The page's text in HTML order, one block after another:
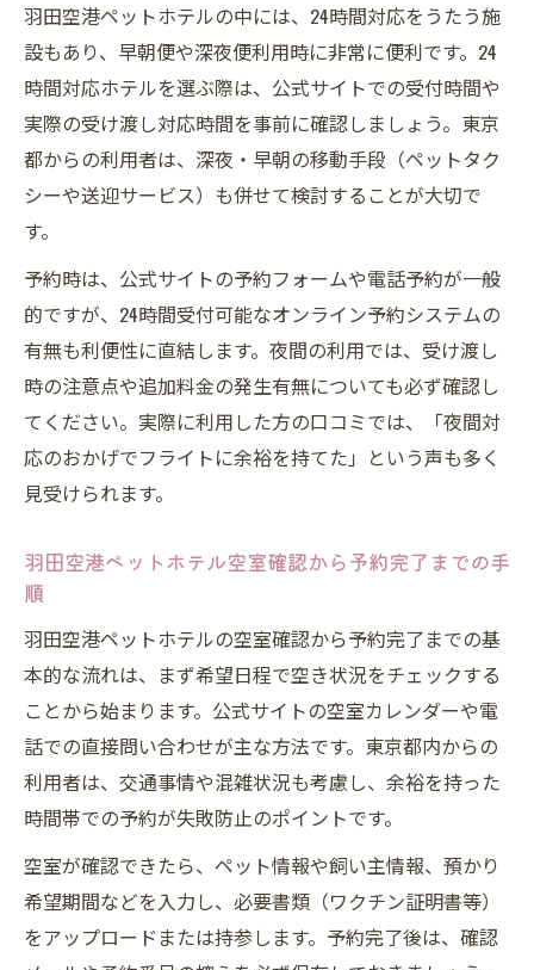
ツ
早めの予約で羽田空港ペットホテルの空室
を押さえる方法
第2ターミナル店の空室事情と羽田空港ペッ
トホテル対策
確認術
口コミから学ぶ羽田空港ペットホテル空室
確保体験談
受け渡し条件や対応時間も徹底ガイド
羽田空港ペットホテル受け渡し条件の基本
ポイント
羽田空港ペットホテルの対応時間と深夜利
駐車場からのアクセスと羽田空港ペットホ
羽田空港ペットホテル第2ターミナル店の受
付時間
評判で分かる羽田空港ペットホテル受け渡
し体験
評判や駐車場情報を押さえた選び方
る方法
駐車場情報もチェックした羽田空港ペット
ホテルの選び方
羽田空港ペットホテルの中には、24時間対応をうたう施
設もあり、早朝便や深夜便利用時に非常に便利です。24
時間対応ホテルを選ぶ際は、公式サイトでの受付時間や
実際の受け渡し対応時間を事前に確認しましょう。東京
都からの利用者は、深夜・早朝の移動手段（ペットタク
シーや送迎サービス）も併せて検討することが大切で
す。
予約時は、公式サイトの予約フォームや電話予約が一般
的ですが、24時間受付可能なオンライン予約システムの
有無も利便性に直結します。夜間の利用では、受け渡し
時の注意点や追加料金の発生有無についても必ず確認し
てください。実際に利用した方の口コミでは、「夜間対
応のおかげでフライトに余裕を持てた」という声も多く
見受けられます。
羽田空港ペットホテル空室確認から予約完了までの手
順
羽田空港ペットホテルの空室確認から予約完了までの基
本的な流れは、まず希望日程で空き状況をチェックする
ことから始まります。公式サイトの空室カレンダーや電
話での直接問い合わせが主な方法です。東京都内からの
利用者は、交通事情や混雑状況も考慮し、余裕を持った
時間帯での予約が失敗防止のポイントです。
空室が確認できたら、ペット情報や飼い主情報、預かり
希望期間などを入力し、必要書類（ワクチン証明書等）
をアップロードまたは持参します。予約完了後は、確認